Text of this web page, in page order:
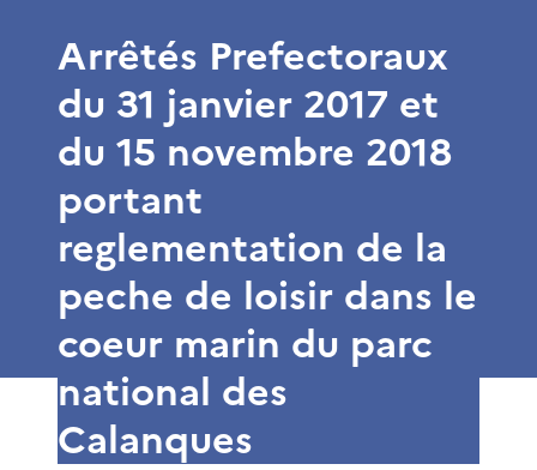
Arrêtés Prefectoraux
du 31 janvier 2017 et
du 15 novembre 2018
portant
reglementation de la
peche de loisir dans le
coeur marin du parc
national des
Calanques